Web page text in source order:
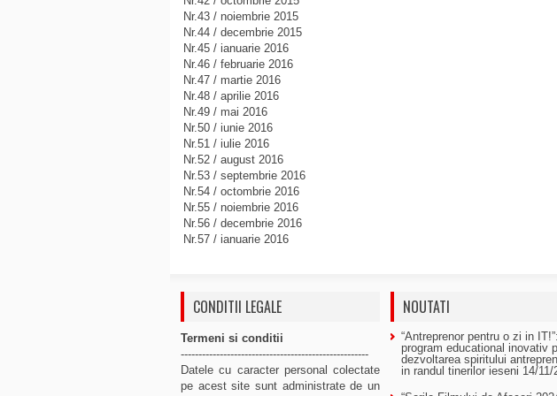
Nr.43 / noiembrie 2015
Nr.44 / decembrie 2015
Nr.45 / ianuarie 2016
Nr.46 / februarie 2016
Nr.47 / martie 2016
Nr.48 / aprilie 2016
Nr.49 / mai 2016
Nr.50 / iunie 2016
Nr.51 / iulie 2016
Nr.52 / august 2016
Nr.53 / septembrie 2016
Nr.54 / octombrie 2016
Nr.55 / noiembrie 2016
Nr.56 / decembrie 2016
Nr.57 / ianuarie 2016
CONDITII LEGALE
Termeni si conditii
-----------------------------------------------------
Datele cu caracter personal colectate
pe acest site sunt administrate de un
NOUTATI
“Antreprenor pentru o zi in
program educational inovativ
dezvoltarea spiritului
in randul tinerilor ieseni 14/11/